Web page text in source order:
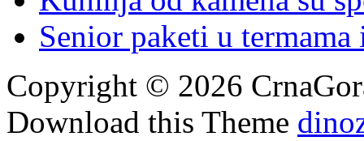
Senior paketi u
Copyright © 2026
Download this Theme